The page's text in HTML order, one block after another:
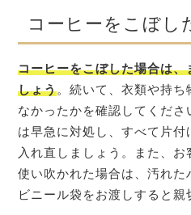
コーヒーをこぼし
コーヒーをこぼした場合は
しょう。続いて、衣類や持
なかったかを確認してくだ
は早急に対処し、すべて片
入れ直しましょう。また、
使い吹かれた場合は、汚れ
ビニール袋をお渡しすると親